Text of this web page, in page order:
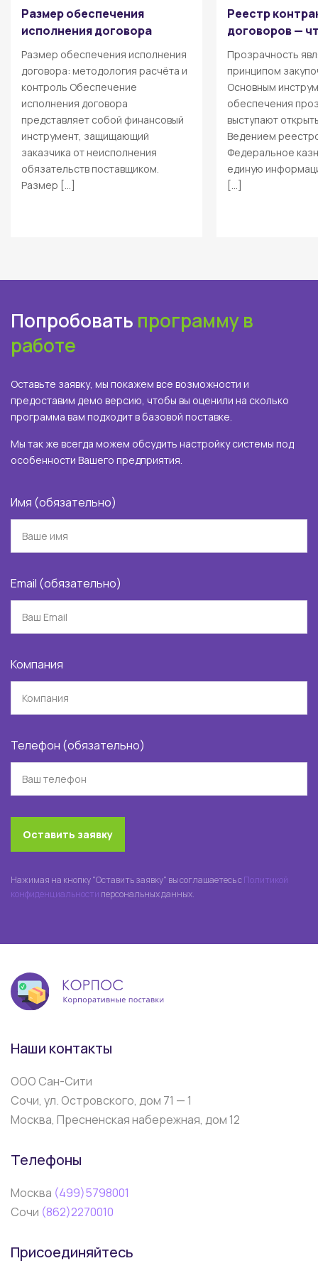
Размер обеспечения
исполнения договора
Размер обеспечения исполнения
договора: методология расчёта и
контроль Обеспечение
исполнения договора
представляет собой финансовый
инструмент, защищающий
заказчика от неисполнения
обязательств поставщиком.
Размер […]
Реестр
договоров —
Прозрачность
принципом
Основным
обеспечения
выступают
Ведением
Федеральное
единую
[…]
Попробовать программу в
работе
Оставьте заявку, мы покажем все возможности и
предоставим демо версию, чтобы вы оценили на сколько
программа вам подходит в базовой поставке.
Мы так же всегда можем обсудить настройку системы под
особенности Вашего предприятия.
Имя (обязательно)
Email (обязательно)
Компания
Телефон (обязательно)
Оставить заявку
Нажимая на кнопку "Оставить заявку" вы соглашаетесь сПолитикой
конфиденциальности персональных данных.
Наши контакты
ООО Сан-Сити
Сочи, ул. Островского, дом 71 — 1
Москва, Пресненская набережная, дом 12
Телефоны
Москва (499)5798001
Сочи (862)2270010
Присоединяйтесь